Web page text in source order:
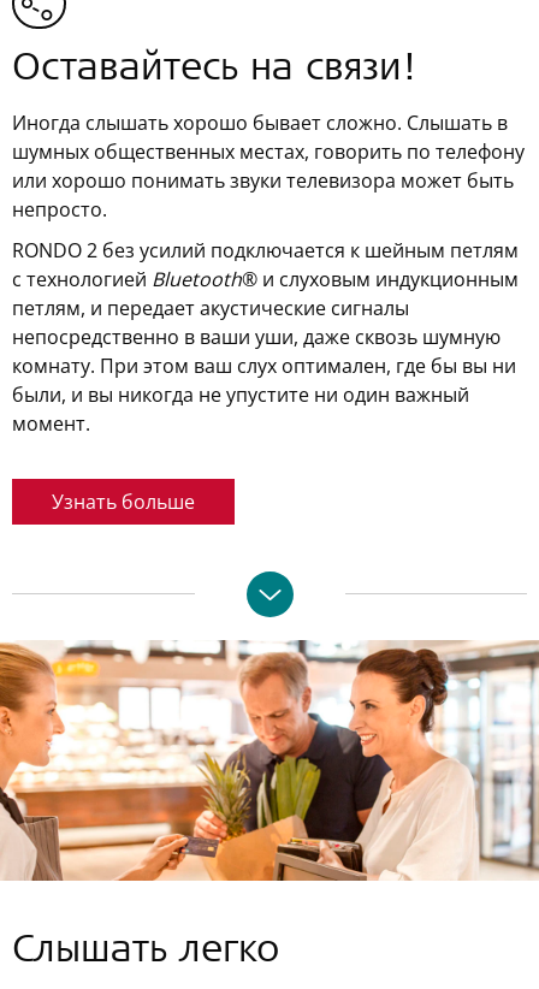
Оставайтесь на связи!
Иногда слышать хорошо бывает сложно. Слышать в
шумных общественных местах, говорить по телефону
или хорошо понимать звуки телевизора может быть
непросто.
RONDO 2 без усилий подключается к шейным петлям
с технологией Bluetooth® и слуховым индукционным
петлям, и передает акустические сигналы
непосредственно в ваши уши, даже сквозь шумную
комнату. При этом ваш слух оптимален, где бы вы ни
были, и вы никогда не упустите ни один важный
момент.
Узнать больше
Слышать легко